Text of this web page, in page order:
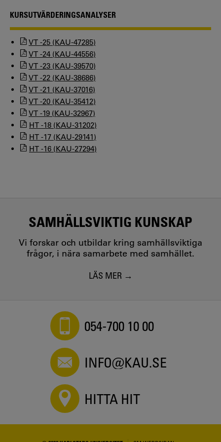
KURSUTVÄRDERINGSANALYSER
VT -25 (KAU-47285)
VT -24 (KAU-44556)
VT -23 (KAU-39570)
VT -22 (KAU-38686)
VT -21 (KAU-37016)
VT -20 (KAU-35412)
VT -19 (KAU-32967)
HT -18 (KAU-31202)
HT -17 (KAU-29141)
HT -16 (KAU-27294)
SAMHÄLLSVIKTIG KUNSKAP
Vi forskar och utbildar kring samhällsviktiga
frågor, i nära samarbete med samhället.
LÄS MER
054-700 10 00
INFO@KAU.SE
HITTA HIT